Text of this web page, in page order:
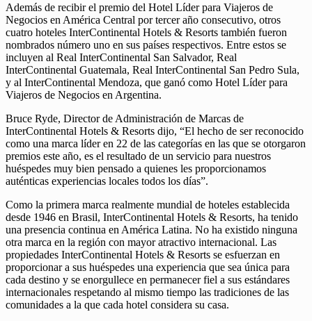
Además de recibir el premio del Hotel Líder para Viajeros de
Negocios en América Central por tercer año consecutivo, otros
cuatro hoteles InterContinental Hotels & Resorts también fueron
nombrados número uno en sus países respectivos. Entre estos se
incluyen al Real InterContinental San Salvador, Real
InterContinental Guatemala, Real InterContinental San Pedro Sula,
y al InterContinental Mendoza, que ganó como Hotel Líder para
Viajeros de Negocios en Argentina.
Bruce Ryde, Director de Administración de Marcas de
InterContinental Hotels & Resorts dijo, “El hecho de ser reconocido
como una marca líder en 22 de las categorías en las que se otorgaron
premios este año, es el resultado de un servicio para nuestros
huéspedes muy bien pensado a quienes les proporcionamos
auténticas experiencias locales todos los días”.
Como la primera marca realmente mundial de hoteles establecida
desde 1946 en Brasil, InterContinental Hotels & Resorts, ha tenido
una presencia continua en América Latina. No ha existido ninguna
otra marca en la región con mayor atractivo internacional. Las
propiedades InterContinental Hotels & Resorts se esfuerzan en
proporcionar a sus huéspedes una experiencia que sea única para
cada destino y se enorgullece en permanecer fiel a sus estándares
internacionales respetando al mismo tiempo las tradiciones de las
comunidades a la que cada hotel considera su casa.